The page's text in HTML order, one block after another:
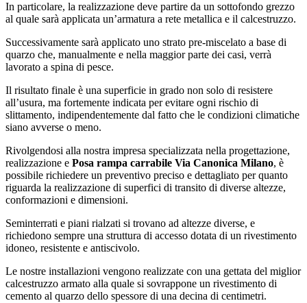
In particolare, la realizzazione deve partire da un sottofondo grezzo
al quale sarà applicata un’armatura a rete metallica e il calcestruzzo.
Successivamente sarà applicato uno strato pre-miscelato a base di
quarzo che, manualmente e nella maggior parte dei casi, verrà
lavorato a spina di pesce.
Il risultato finale è una superficie in grado non solo di resistere
all’usura, ma fortemente indicata per evitare ogni rischio di
slittamento, indipendentemente dal fatto che le condizioni climatiche
siano avverse o meno.
Rivolgendosi alla nostra impresa specializzata nella progettazione,
realizzazione e Posa rampa carrabile Via Canonica Milano, è
possibile richiedere un preventivo preciso e dettagliato per quanto
riguarda la realizzazione di superfici di transito di diverse altezze,
conformazioni e dimensioni.
Seminterrati e piani rialzati si trovano ad altezze diverse, e
richiedono sempre una struttura di accesso dotata di un rivestimento
idoneo, resistente e antiscivolo.
Le nostre installazioni vengono realizzate con una gettata del miglior
calcestruzzo armato alla quale si sovrappone un rivestimento di
cemento al quarzo dello spessore di una decina di centimetri.